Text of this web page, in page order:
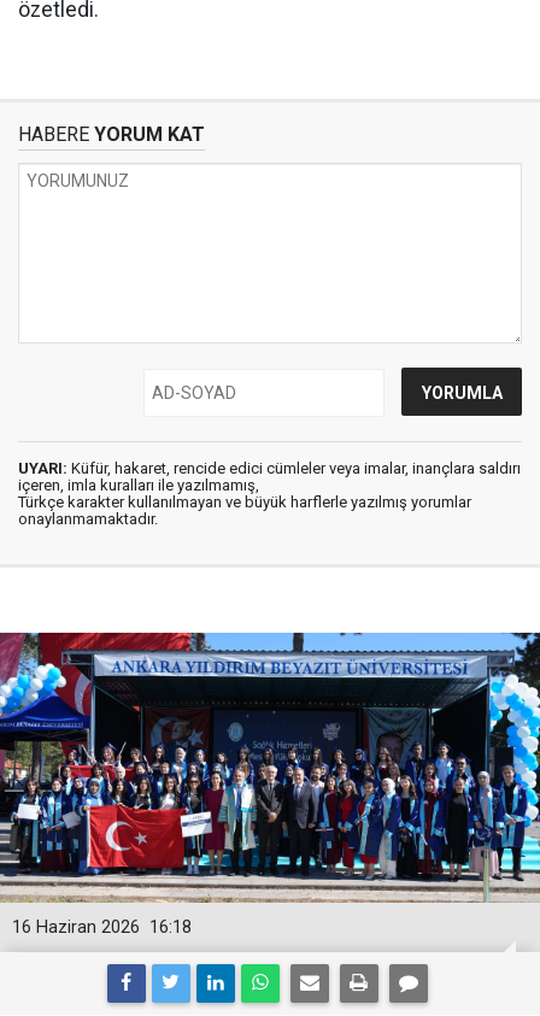
özetledi.
HABERE YORUM KAT
UYARI: Küfür, hakaret, rencide edici cümleler veya imalar, inançlara saldırı
içeren, imla kuralları ile yazılmamış,
Türkçe karakter kullanılmayan ve büyük harflerle yazılmış yorumlar
onaylanmamaktadır.
16:18
16 Haziran 2026